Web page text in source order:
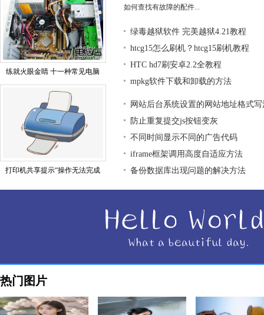
练就火眼金睛 十一种常见电脑
打印机共享提示“操作无法完成
如何查找有故障的配件...
绿毒越狱软件 完美越狱4.21教程
htcg15怎么刷机？htcg15刷机教程
HTC hd7刷安卓2.2全教程
mpkg软件下载和卸载的方法
网站后台系统设置的网站地址格式写
防止重复提交js按钮变灰
不同时间显示不同的广告代码
iframe框架调用高度自适应方法
备份数据库出现问题的解决方法
热门图片